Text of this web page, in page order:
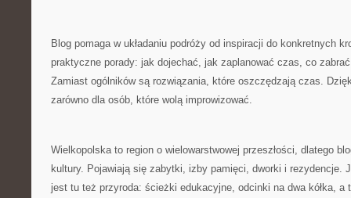
Blog pomaga w układaniu podróży od inspiracji do konkretnych
praktyczne porady: jak dojechać, jak zaplanować czas, co
Zamiast ogólników są rozwiązania, które oszczędzają czas.
zarówno dla osób, które wolą improwizować.
Wielkopolska to region o wielowarstwowej przeszłości, dlatego
kultury. Pojawiają się zabytki, izby pamięci, dworki i rezydencje.
jest tu też przyroda: ścieżki edukacyjne, odcinki na dwa kółka, a